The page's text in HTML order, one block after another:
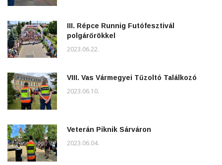
III. Répce Runnig Futófesztivál
polgárőrökkel
2023.06.22.
VIII. Vas Vármegyei Tűzoltó Találkozó
2023.06.10.
Veterán Piknik Sárváron
2023.06.04.